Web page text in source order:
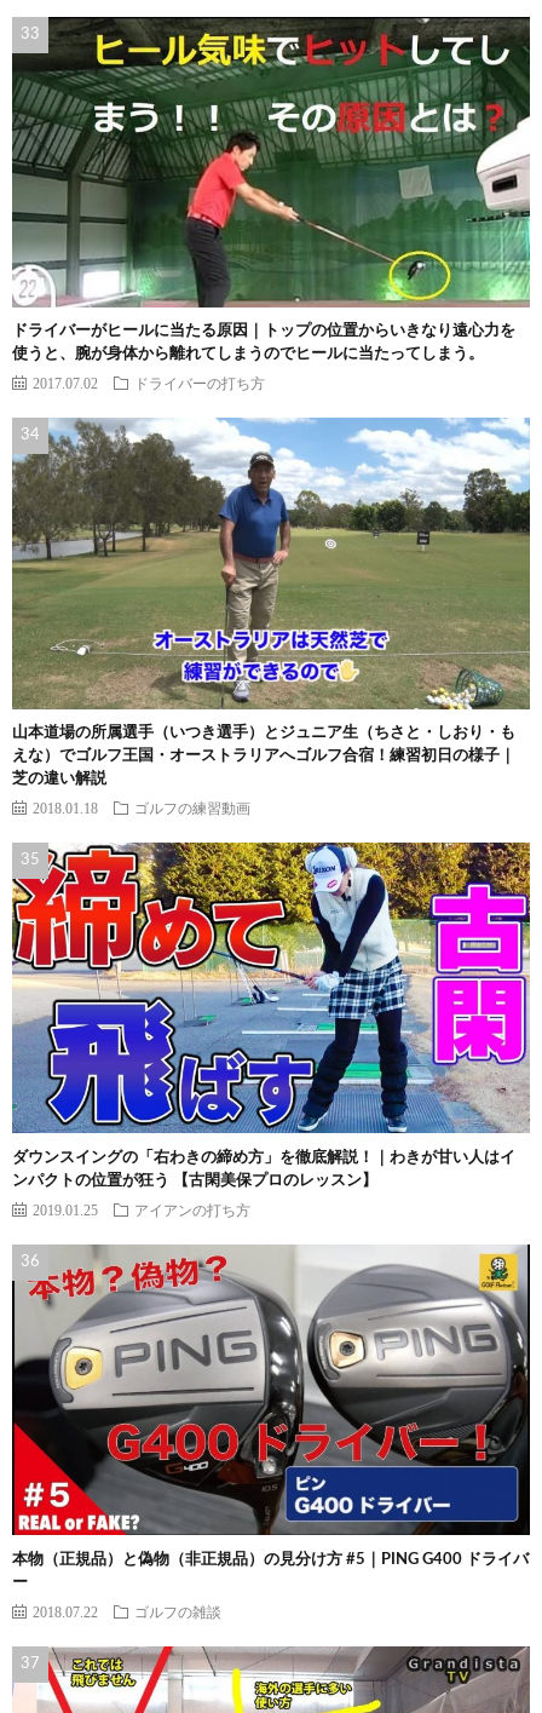
ドライバーがヒールに当たる原因｜トップの位置からいきなり遠心力を
使うと、腕が身体から離れてしまうのでヒールに当たってしまう。
2017.07.02 ドライバーの打ち方
山本道場の所属選手（いつき選手）とジュニア生（ちさと・しおり・も
えな）でゴルフ王国・オーストラリアへゴルフ合宿！練習初日の様子｜
芝の違い解説
2018.01.18 ゴルフの練習動画
ダウンスイングの「右わきの締め方」を徹底解説！｜わきが甘い人はイ
ンパクトの位置が狂う 【古閑美保プロのレッスン】
2019.01.25 アイアンの打ち方
本物（正規品）と偽物（非正規品）の見分け方 #5｜PING G400 ドライバ
ー
2018.07.22 ゴルフの雑談